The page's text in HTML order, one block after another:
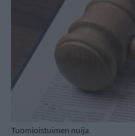
Tuomioistuimen nuija.